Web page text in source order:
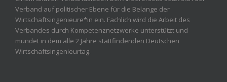
Verband auf politischer Ebene für die Belange der
Wirtschaftsingenieure*in ein. Fachlich wird die Arbeit des
Verbandes durch Kompetenznetzwerke unterstützt und
mündet in dem alle 2 Jahre stattfindenden Deutschen
Wirtschaftsingenieurtag.